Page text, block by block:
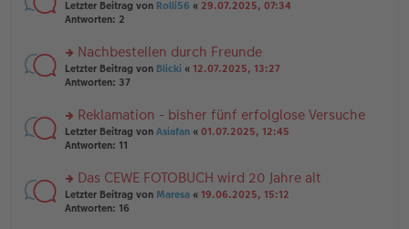
ei
tr
g
es
e
B
ei
tr
g
rs
te
n
g
el
e
n
er
tr
a
g
Letzter Beitrag von Rolli56 « 29.07.2025, 07:34
Antworten: 2
rs
te
n
g
el
e
n
er
Nachbestellen durch Freunde
Letzter Beitrag von Blicki « 12.07.2025, 13:27
Antworten: 37
rs
te
n
g
el
Reklamation - bisher fünf erfolglose Versuche
Letzter Beitrag von Asiafan « 01.07.2025, 12:45
Antworten: 11
rs
te
Das CEWE FOTOBUCH wird 20 Jahre alt
Letzter Beitrag von Maresa « 19.06.2025, 15:12
Antworten: 16